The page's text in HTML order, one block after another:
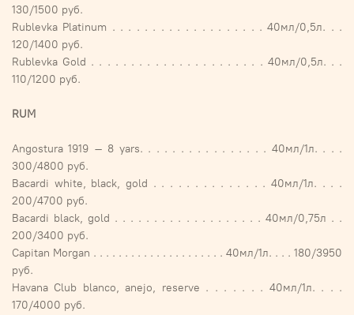
130/1500 руб.
Rublevka Platinum . . . . . . . . . . . . . . . . . . . 40мл/0,5л. . .
120/1400 руб.
Rublevka Gold . . . . . . . . . . . . . . . . . . . . . . 40мл/0,5л. . .
110/1200 руб.
RUM
Angostura 1919 – 8 yars. . . . . . . . . . . . . . . . 40мл/1л. . . .
300/4800 руб.
Bacardi white, black, gold . . . . . . . . . . . . . . 40мл/1л. . . .
200/4700 руб.
Bacardi black, gold . . . . . . . . . . . . . . . . . . . 40мл/0,75л . .
200/3400 руб.
Capitan Morgan . . . . . . . . . . . . . . . . . . . . . 40мл/1л. . . . 180/3950
руб.
Havana Club blanco, anejo, reserve . . . . . . . 40мл/1л. . . .
170/4000 руб.